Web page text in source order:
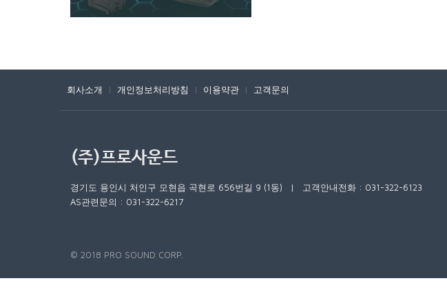
회사소개 | 개인정보처리방침 | 이용약관 | 고객문의
경기도용인시처인구모현읍곡현로656번길9(1동)|고객안내전화:031-322-6123
AS관련문의:031-322-6217
©2018PROSOUNDCORP.